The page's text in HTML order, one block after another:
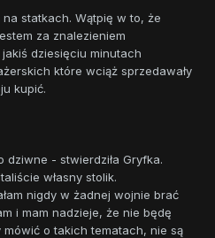
statkach. Wątpię w to, że
za znalezieniem
dziesięciu minutach
które wciąż sprzedawały
kupić.
dziwne - stwierdziła Gryfka.
własny stolik.
nigdy w żadnej wojnie brać
i mam nadzieje, że nie będę
mówić o takich tematach, nie są